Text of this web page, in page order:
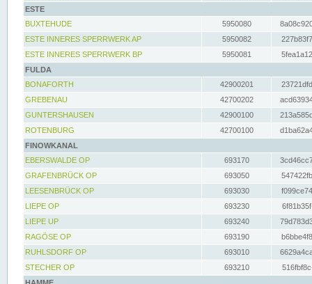
ESTE
BUXTEHUDE
5950080
ESTE INNERES SPERRWERK AP
5950082
ESTE INNERES SPERRWERK BP
5950081
FULDA
BONAFORTH
42900201
GREBENAU
42700202
GUNTERSHAUSEN
42900100
ROTENBURG
42700100
FINOWKANAL
EBERSWALDE OP
693170
GRAFENBRÜCK OP
693050
LEESENBRÜCK OP
693030
LIEPE OP
693230
LIEPE UP
693240
RAGÖSE OP
693190
RUHLSDORF OP
693010
STECHER OP
693210